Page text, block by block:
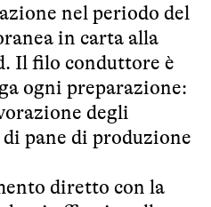
nel periodo del
in carta alla
Il filo conduttore è
ogni preparazione:
degli
pane di produzione
diretto con la